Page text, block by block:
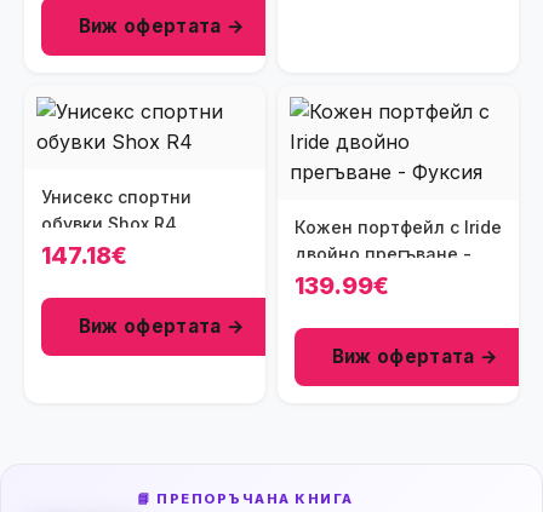
Виж офертата →
Унисекс спортни
обувки Shox R4
147.18€
Виж офертата →
Кожен портфейл с Iride
двойно прегъване -
Фуксия
139.99€
Виж офертата →
📘 ПРЕПОРЪЧАНА КНИГА